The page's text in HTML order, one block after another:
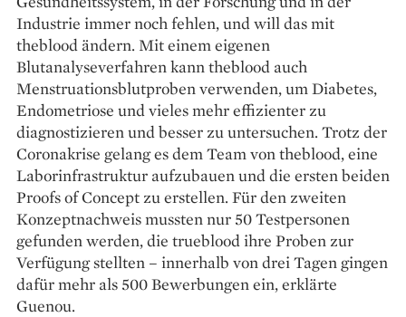
Industrie immer noch fehlen, und will das mit
theblood ändern. Mit einem eigenen
Blutanalyseverfahren kann theblood auch
Menstruationsblutproben verwenden, um Diabetes,
Endometriose und vieles mehr effizienter zu
diagnostizieren und besser zu untersuchen. Trotz der
Coronakrise gelang es dem Team von theblood, eine
Laborinfrastruktur aufzubauen und die ersten beiden
Proofs of Concept zu erstellen. Für den zweiten
Konzeptnachweis mussten nur 50 Testpersonen
gefunden werden, die trueblood ihre Proben zur
Verfügung stellten – innerhalb von drei Tagen gingen
dafür mehr als 500 Bewerbungen ein, erklärte
Guenou.